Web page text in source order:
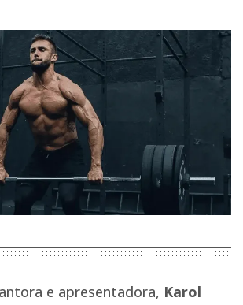
e apresentadora, Karol